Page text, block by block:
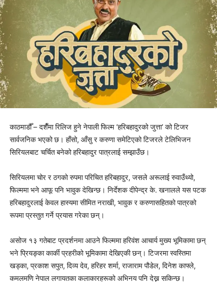
काठमाडौँ – दशैँमा रिलिज हुने नेपाली फिल्म ‘हरिबहादुरको जुत्ता’ को टिजर
सार्वजनिक भएको छ। हाँसो, आँसु र करुणा समेटिएको टिजरले टेलिभिजन
सिरियलबाट चर्चित बनेको हरिबहादुर पात्रलाई सम्झाउँछ।
सिरियलमा चोर र ठगको रुपमा परिचित हरिबहादुर, जसले अरूलाई रुवाउँथ्यो,
फिल्ममा भने आफू पनि भावुक देखिन्छ। निर्देशक दीपेन्द्र के. खनालले यस पटक
हरिबहादुरलाई केवल हास्यमा सीमित नराखी, भावुक र करुणासहितको पात्रको
रूपमा प्रस्तुत गर्ने प्रयास गरेका छन्।
असोज १३ गतेबाट प्रदर्शनमा आउने फिल्ममा हरिवंश आचार्य मुख्य भूमिकामा छन्
भने प्रियङ्का कार्की प्रहरीको भूमिकामा देखिएकी छन्। टिजरमा स्वस्तिमा
खड्का, प्रकाश सपुत, दिव्य देव, हरिहर शर्मा, राजाराम पौडेल, दिनेश काफ्ले,
कमलमणि नेपाल लगायतका कलाकारहरूको अभिनय पनि देख्न सकिन्छ।